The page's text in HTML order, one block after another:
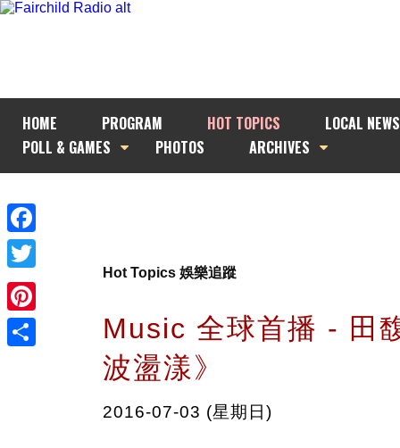
HOME PROGRAM HOT TOPICS
LOCAL NEWS
POLL & GAMES
PHOTOS ARCHIVES
Facebook
Twitter
Pinterest
Hot Topics 娛樂追蹤
Music 全球首播 - 田
波盪漾》
2016-07-03 (星期日)